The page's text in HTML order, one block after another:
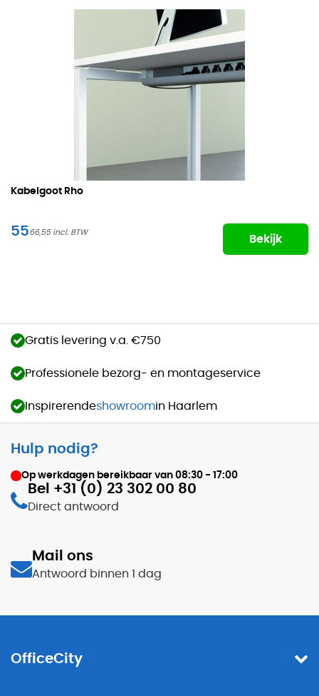
Kabelgoot Rho
5566,55
Bekijk
Gratis levering v.a. €750
Professionele bezorg- en montageservice
Inspirerendeshowroomin Haarlem
Hulp nodig?
Op werkdagen bereikbaar van 08:30 - 17:00
Bel +31 (0) 23 302 00 80
Direct antwoord
Mail ons
Antwoord binnen 1 dag
OfficeCity